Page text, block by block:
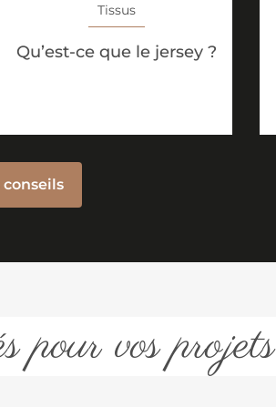
Tissus
Qu’est-ce que le jersey ?
conseils
pour vos projets